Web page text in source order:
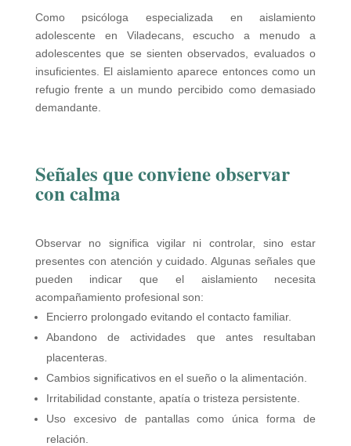
Como psicóloga especializada en aislamiento
adolescente en Viladecans, escucho a menudo a
adolescentes que se sienten observados, evaluados o
insuficientes. El aislamiento aparece entonces como un
refugio frente a un mundo percibido como demasiado
demandante.
Señales que conviene observar
con calma
Observar no significa vigilar ni controlar, sino estar
presentes con atención y cuidado. Algunas señales que
pueden indicar que el aislamiento necesita
acompañamiento profesional son:
Encierro prolongado evitando el contacto familiar.
Abandono de actividades que antes resultaban
placenteras.
Cambios significativos en el sueño o la alimentación.
Irritabilidad constante, apatía o tristeza persistente.
Uso excesivo de pantallas como única forma de
relación.